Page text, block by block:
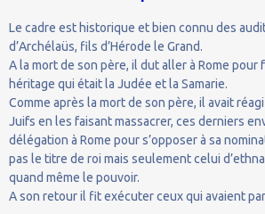
Le cadre est historique et bien connu des
d’Archélaüs, fils d’Hérode le Grand.
A la mort de son père, il dut aller à Rome pour
héritage qui était la Judée et la Samarie.
Comme après la mort de son père, il avait
Juifs en les faisant massacrer, ces derniers
délégation à Rome pour s’opposer à sa
pas le titre de roi mais seulement celui
quand même le pouvoir.
A son retour il fit exécuter ceux qui avaient